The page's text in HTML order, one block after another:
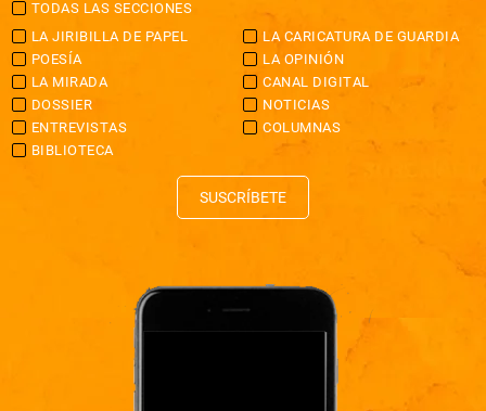
TODAS LAS SECCIONES
LA JIRIBILLA DE PAPEL
LA CARICATURA DE GUARDIA
POESÍA
LA OPINIÓN
LA MIRADA
CANAL DIGITAL
DOSSIER
NOTICIAS
ENTREVISTAS
COLUMNAS
BIBLIOTECA
SUSCRÍBETE